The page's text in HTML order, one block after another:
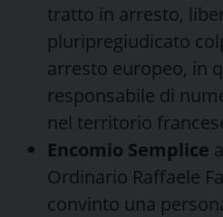
tratto in arresto,
pluripregiudicato
arresto europeo, in
responsabile di
nel territorio
Encomio Semplice
Ordinario Raffaele
convinto una